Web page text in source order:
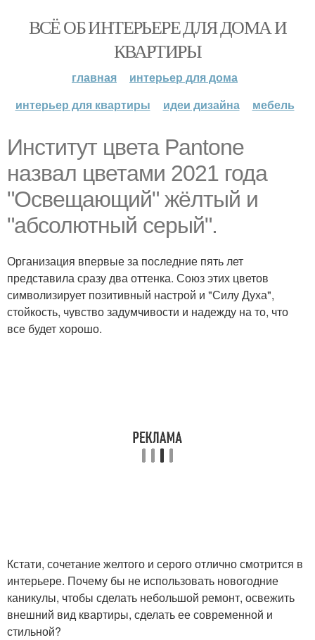
ВСЁ ОБ ИНТЕРЬЕРЕ ДЛЯ ДОМА И
КВАРТИРЫ
главная
интерьер для дома
интерьер для квартиры
идеи дизайна мебель
Институт цвета Pantone
назвал цветами 2021 года
"Освещающий" жёлтый и
"абсолютный серый".
Организация впервые за последние пять лет
представила сразу два оттенка. Союз этих цветов
символизирует позитивный настрой и "Силу Духа",
стойкость, чувство задумчивости и надежду на то, что
все будет хорошо.
Кстати, сочетание желтого и серого отлично смотрится в
интерьере. Почему бы не использовать новогодние
каникулы, чтобы сделать небольшой ремонт, освежить
внешний вид квартиры, сделать ее современной и
стильной?